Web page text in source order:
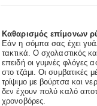
Καθαρισμός επίμονων
Εάν η σόμπα σας έχει
τακτικά. Ο σχολαστικός
επειδή οι γυμνές φλόγες
στο τζάμι. Οι συμβατικές
τρίψιμο με βούρτσα και
δεν έχουν πολύ καλό
χρονοβόρες.